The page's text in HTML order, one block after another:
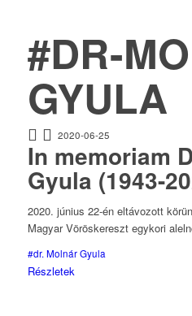
#DR-
GYULA
2020-06-25
In memoriam
Gyula (1943-
2020. június 22-én eltávozott
Magyar Vöröskereszt egykori
#dr. Molnár Gyula
Részletek